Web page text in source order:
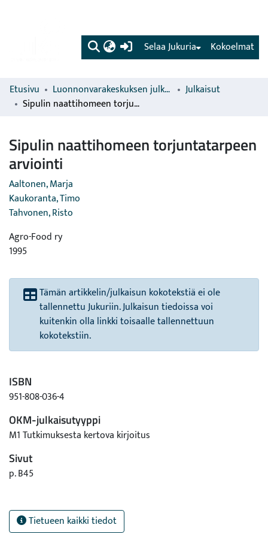
(current) Kokoelmat
Selaa Jukuria
Etusivu Luonnonvarakeskuksen julkaisut
Julkaisut
Sipulin naattihomeen torjuntatarpeen arviointi
Sipulin naattihomeen torjuntatarpeen
arviointi
Aaltonen, Marja
Kaukoranta, Timo
Tahvonen, Risto
Agro-Food ry
1995
Tämän artikkelin/julkaisun kokotekstiä ei ole
tallennettu Jukuriin. Julkaisun tiedoissa voi
kuitenkin olla linkki toisaalle tallennettuun
kokotekstiin.
ISBN
951-808-036-4
OKM-julkaisutyyppi
M1 Tutkimuksesta kertova kirjoitus
Sivut
p. B45
Tietueen kaikki tiedot